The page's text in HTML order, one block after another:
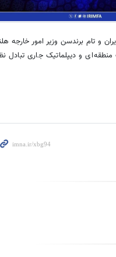
و تام برندسن وزیر امور خارجه
و دیپلماتیک جاری تبادل